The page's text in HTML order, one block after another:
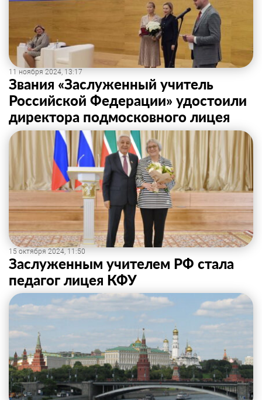
11 ноября 2024, 13:17
Звания «Заслуженный учитель
Российской Федерации» удостоили
директора подмосковного лицея
15 октября 2024, 11:50
Заслуженным учителем РФ стала
педагог лицея КФУ